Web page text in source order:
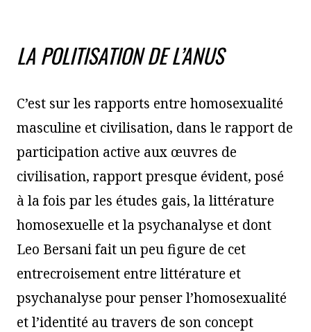
LA POLITISATION DE L’ANUS
C’est sur les rapports entre homosexualité
masculine et civilisation, dans le rapport de
participation active aux œuvres de
civilisation, rapport presque évident, posé
à la fois par les études gais, la littérature
homosexuelle et la psychanalyse et dont
Leo Bersani fait un peu figure de cet
entrecroisement entre littérature et
psychanalyse pour penser l’homosexualité
et l’identité au travers de son concept